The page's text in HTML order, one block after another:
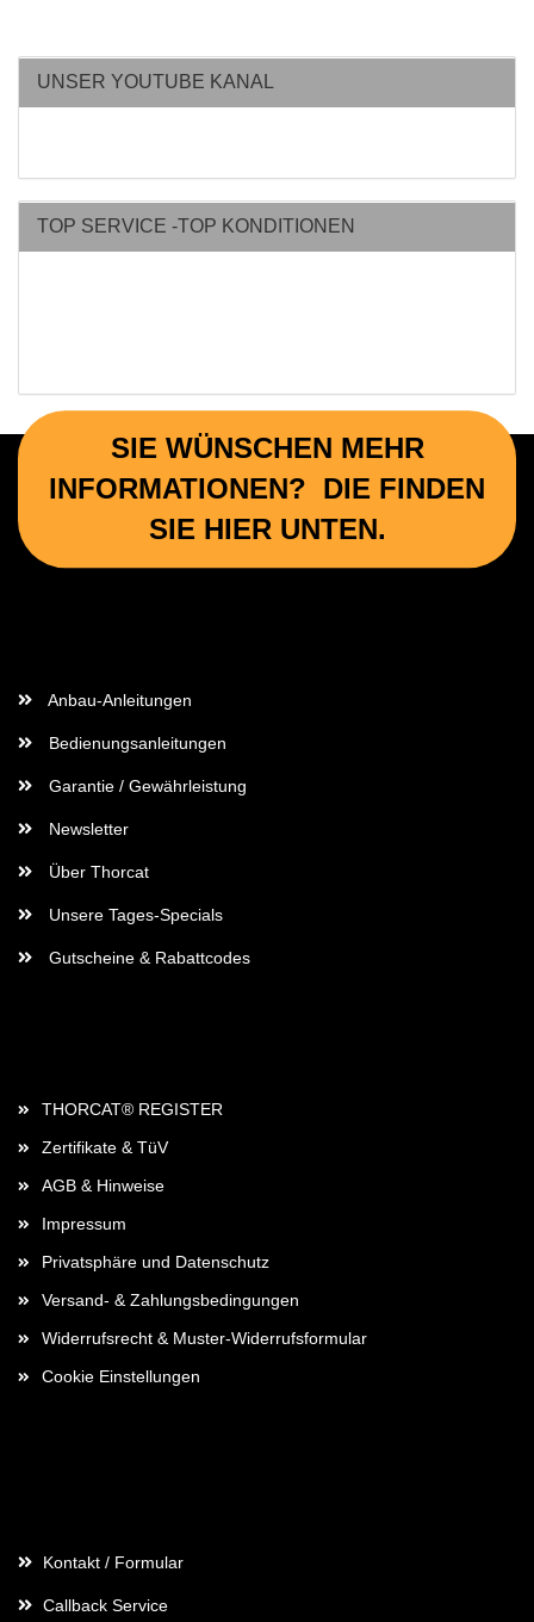
UNSER YOUTUBE KANAL
TOP SERVICE -TOP KONDITIONEN
SIE WÜNSCHEN MEHR
INFORMATIONEN? DIE FINDEN
SIE HIER UNTEN.
Anbau-Anleitungen
Bedienungsanleitungen
Garantie / Gewährleistung
Newsletter
Über Thorcat
Unsere Tages-Specials
Gutscheine & Rabattcodes
THORCAT® REGISTER
Zertifikate & TüV
AGB & Hinweise
Impressum
Privatsphäre und Datenschutz
Versand- & Zahlungsbedingungen
Widerrufsrecht & Muster-Widerrufsformular
Cookie Einstellungen
Kontakt / Formular
Callback Service